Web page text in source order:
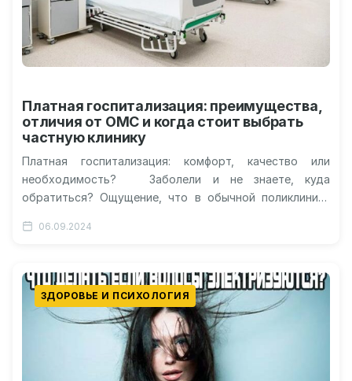
Платная госпитализация: преимущества,
отличия от ОМС и когда стоит выбрать
частную клинику
Платная госпитализация: комфорт, качество или
необходимость? Заболели и не знаете, куда
обратиться? Ощущение, что в обычной поликлинике
06.09.2024
ЗДОРОВЬЕ И ПСИХОЛОГИЯ